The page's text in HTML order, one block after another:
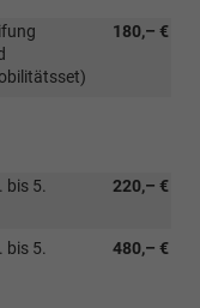
180,– €
220,– €
bis 5.
480,– €
bis 5.